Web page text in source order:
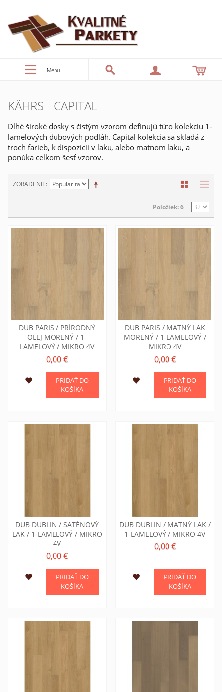
Menu
KÄHRS - CAPITAL
Dlhé široké dosky s čistým vzorom definujú túto kolekciu 1-
lamelových dubových podláh. Capital kolekcia sa skladá z
troch farieb, k dispozícii v laku, alebo matnom laku, a
ponúka celkom šesť vzorov.
ZORADENIE
Položiek: 6
DUB PARIS / PRÍRODNÝ
OLEJ MORENÝ / 1-
LAMELOVÝ / MIKRO 4V
0,00 €
PRIDAŤ DO
KOŠÍKA
DUB PARIS / MATNÝ LAK
MORENÝ / 1-LAMELOVÝ /
MIKRO 4V
0,00 €
PRIDAŤ DO
KOŠÍKA
DUB DUBLIN / SATÉNOVÝ
LAK / 1-LAMELOVÝ / MIKRO
4V
0,00 €
PRIDAŤ DO
KOŠÍKA
DUB DUBLIN / MATNÝ LAK /
1-LAMELOVÝ / MIKRO 4V
0,00 €
PRIDAŤ DO
KOŠÍKA